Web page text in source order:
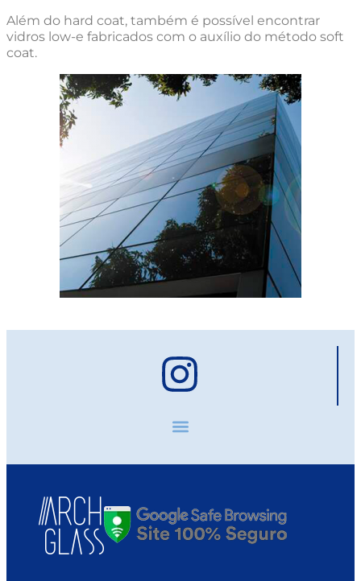
Além do hard coat, também é possível encontrar
vidros low-e fabricados com o auxílio do método soft
coat.